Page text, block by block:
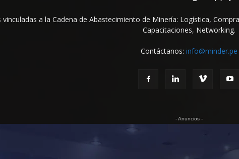
a la Cadena de Abastecimiento de Minería: Logística,
Capacitaciones, Networking.
Contáctanos: info@minder.pe
- Anuncios -